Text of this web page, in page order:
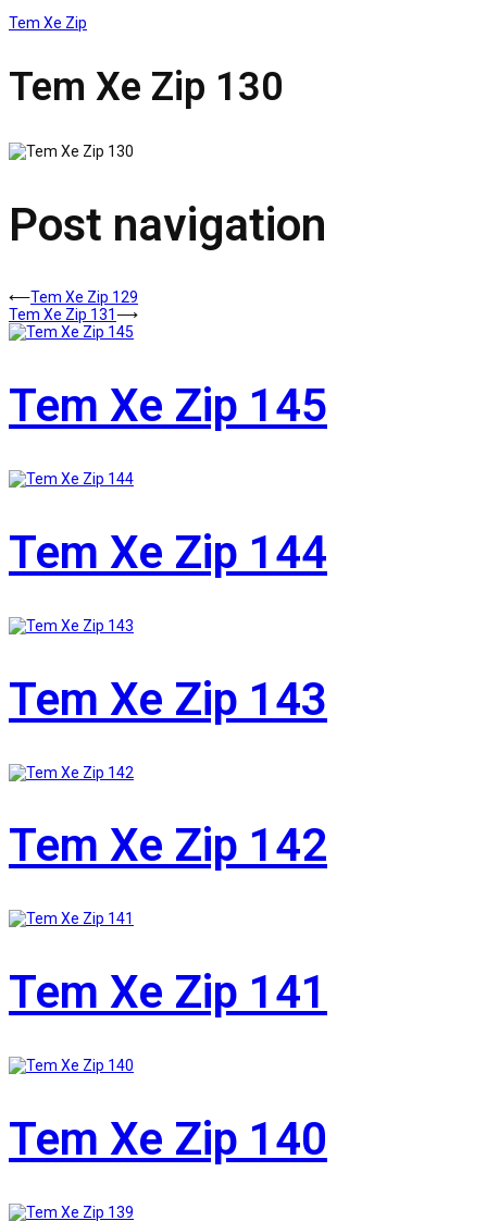
Tem Xe Zip
Tem Xe Zip 130
Post navigation
⟵Tem Xe Zip 129
Tem Xe Zip 131⟶
Tem Xe Zip 145
Tem Xe Zip 144
Tem Xe Zip 143
Tem Xe Zip 142
Tem Xe Zip 141
Tem Xe Zip 140